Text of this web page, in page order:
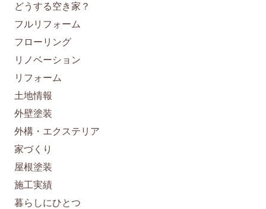
どうする空き家？
フルリフォーム
フローリング
リノベーション
リフォーム
土地情報
外壁塗装
外構・エクステリア
家づくり
屋根塗装
施工実績
暮らしにひとつ